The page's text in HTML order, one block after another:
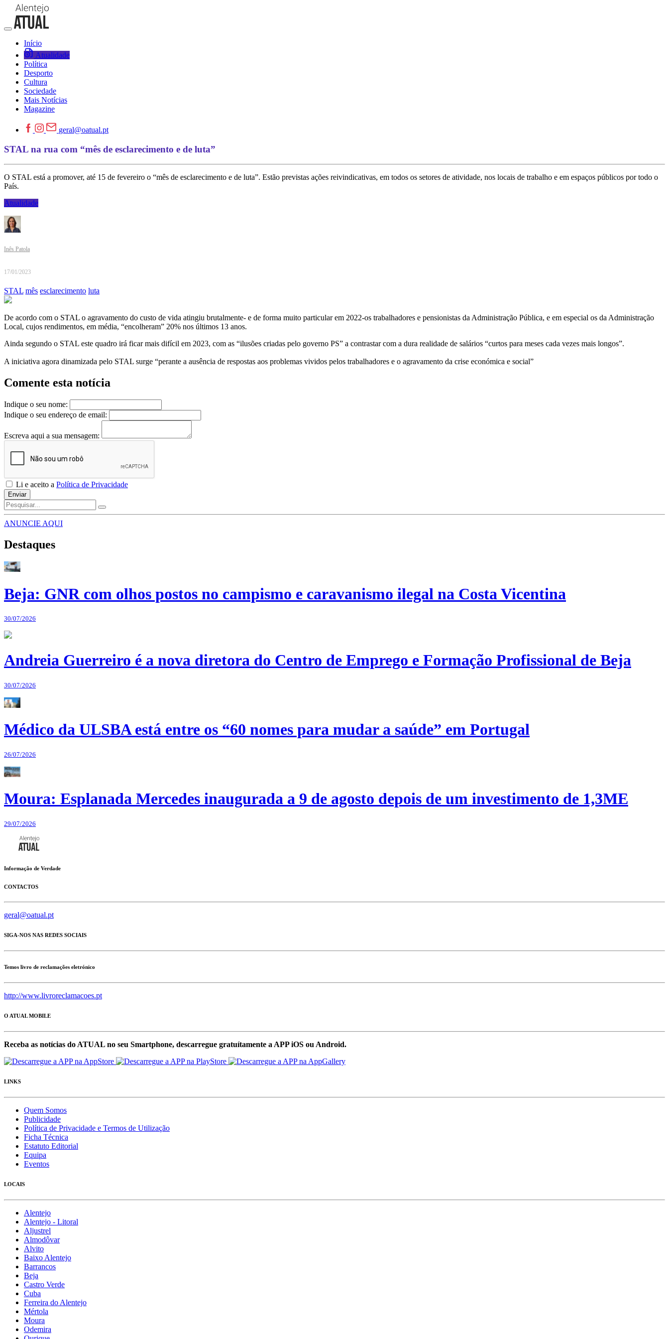
Início
Atualidade
Política
Desporto
Cultura
Sociedade
Mais Notícias
Magazine
geral@oatual.pt
STAL na rua com “mês de esclarecimento e de luta”
O STAL está a promover, até 15 de fevereiro o “mês de esclarecimento e de luta”. Estão previstas ações reivindicativas, em todos os setores de atividade, nos locais de trabalho e em espaços públicos por todo o
País.
Atualidade
Inês Patola
17/01/2023
STAL mês esclarecimento luta
De acordo com o STAL o agravamento do custo de vida atingiu brutalmente- e de forma muito particular em 2022-os trabalhadores e pensionistas da Administração Pública, e em especial os da Administração
Local, cujos rendimentos, em média, “encolheram” 20% nos últimos 13 anos.
Ainda segundo o STAL este quadro irá ficar mais difícil em 2023, com as “ilusões criadas pelo governo PS” a contrastar com a dura realidade de salários “curtos para meses cada vezes mais longos”.
A iniciativa agora dinamizada pelo STAL surge “perante a ausência de respostas aos problemas vividos pelos trabalhadores e o agravamento da crise económica e social”
Comente esta notícia
Indique o seu nome:
Indique o seu endereço de email:
Escreva aqui a sua mensagem:
Li e aceito a Política de Privacidade
Enviar
ANUNCIE AQUI
Destaques
Beja: GNR com olhos postos no campismo e caravanismo ilegal na Costa Vicentina
30/07/2026
Andreia Guerreiro é a nova diretora do Centro de Emprego e Formação Profissional de Beja
30/07/2026
Médico da ULSBA está entre os “60 nomes para mudar a saúde” em Portugal
26/07/2026
Moura: Esplanada Mercedes inaugurada a 9 de agosto depois de um investimento de 1,3ME
29/07/2026
Informação de Verdade
CONTACTOS
geral@oatual.pt
SIGA-NOS NAS REDES SOCIAIS
Temos livro de reclamações eletrónico
http://www.livroreclamacoes.pt
O ATUAL MOBILE
Receba as notícias do ATUAL no seu Smartphone, descarregue gratuítamente a APP iOS ou Android.
LINKS
Quem Somos
Publicidade
Política de Privacidade e Termos de Utilização
Ficha Técnica
Estatuto Editorial
Equipa
Eventos
LOCAIS
Alentejo
Alentejo - Litoral
Aljustrel
Almodôvar
Alvito
Baixo Alentejo
Barrancos
Beja
Castro Verde
Cuba
Ferreira do Alentejo
Mértola
Moura
Odemira